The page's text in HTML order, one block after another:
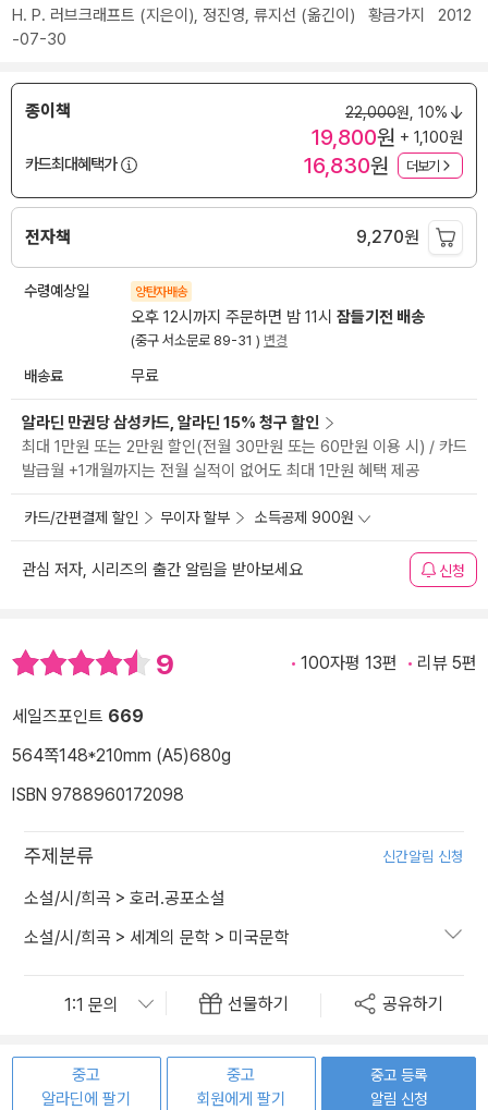
H. P. 러브크래프트 (지은이), 정진영, 류지선 (옮긴이) 황금가지
2012
-07-30
종이책 22,000원, 10%
19,800원 + 1,100원
카드최대혜택가
16,830원 더보기
전자책 9,270원
수령예상일 양탄자배송
오후 12시까지 주문하면 밤 11시 잠들기전 배송
(중구 서소문로 89-31 ) 변경
배송료 무료
알라딘 만권당 삼성카드, 알라딘 15% 청구 할인
최대 1만원 또는 2만원 할인(전월 30만원 또는 60만원 이용 시) / 카드
발급월 +1개월까지는 전월 실적이 없어도 최대 1만원 혜택 제공
카드/간편결제 할인 무이자 할부 소득공제 900원
관심 저자, 시리즈의 출간 알림을 받아보세요 신청
9 100자평 13편 리뷰 5편
세일즈포인트 669
564쪽148*210mm (A5)680g
ISBN 9788960172098
주제분류 신간알림 신청
소설/시/희곡 > 호러.공포소설
소설/시/희곡 > 세계의 문학 > 미국문학
선물하기 공유하기
중고
알라딘에 팔기
중고
회원에게 팔기
중고 등록
알림 신청